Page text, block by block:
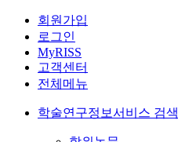
회원가입
로그인
MyRISS
고객센터
전체메뉴
학술연구정보서비스 검색